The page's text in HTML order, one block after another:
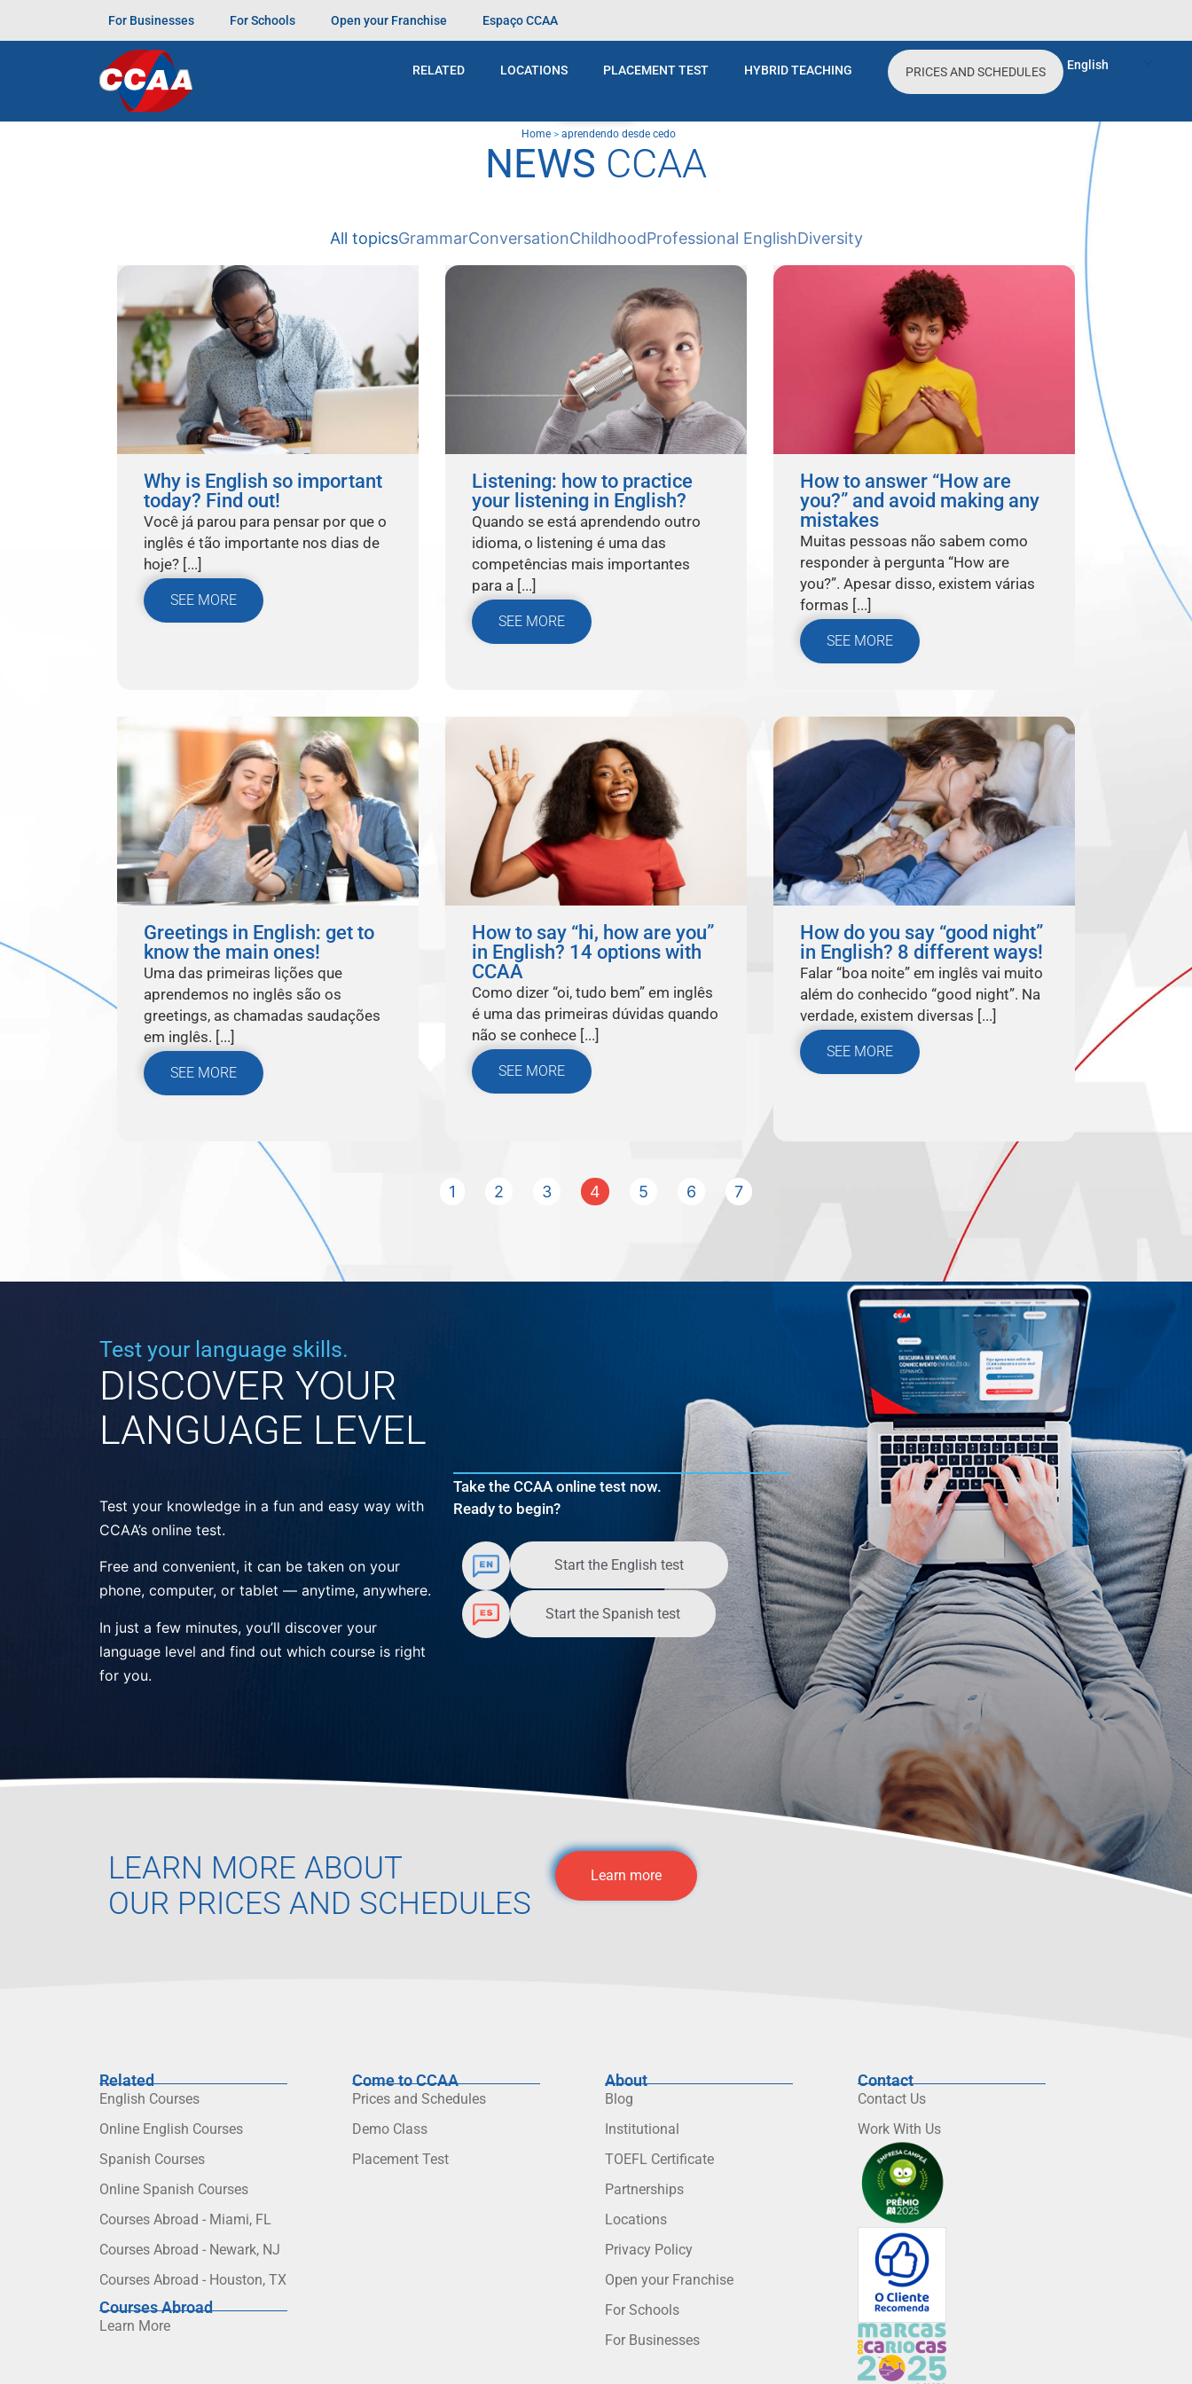
For Businesses For Schools Open your Franchise Espaço CCAA
RELATED LOCATIONS PLACEMENT TEST HYBRID TEACHING PRICES AND SCHEDULES English
Home > aprendendo desde cedo
NEWS CCAA
All topicsGrammarConversationChildhoodProfessional EnglishDiversity
Why is English so important
today? Find out!
Você já parou para pensar por que o
inglês é tão importante nos dias de
hoje? [...]
SEE MORE
Listening: how to practice
your listening in English?
Quando se está aprendendo outro
idioma, o listening é uma das
competências mais importantes
para a [...]
SEE MORE
How to answer “How are
you?” and avoid making any
mistakes
Muitas pessoas não sabem como
responder à pergunta “How are
you?”. Apesar disso, existem várias
formas [...]
SEE MORE
Greetings in English: get to
know the main ones!
Uma das primeiras lições que
aprendemos no inglês são os
greetings, as chamadas saudações
em inglês. [...]
SEE MORE
How to say “hi, how are you”
in English? 14 options with
CCAA
Como dizer “oi, tudo bem” em inglês
é uma das primeiras dúvidas quando
não se conhece [...]
SEE MORE
How do you say “good night”
in English? 8 different ways!
Falar “boa noite” em inglês vai muito
além do conhecido “good night”. Na
verdade, existem diversas [...]
SEE MORE
1 2 3 4 5 6 7
Test your language skills.
DISCOVER YOUR
LANGUAGE LEVEL
Test your knowledge in a fun and easy way with
CCAA’s online test.
Free and convenient, it can be taken on your
phone, computer, or tablet — anytime, anywhere.
In just a few minutes, you’ll discover your
language level and find out which course is right
for you.
Take the CCAA online test now.
Ready to begin?
Start the English test
Start the Spanish test
LEARN MORE ABOUT
OUR PRICES AND SCHEDULES
Learn more
Related
English Courses
Online English Courses
Spanish Courses
Online Spanish Courses
Courses Abroad - Miami, FL
Courses Abroad - Newark, NJ
Courses Abroad - Houston, TX
Courses Abroad
Learn More
Come to CCAA
Prices and Schedules
Demo Class
Placement Test
About
Blog
Institutional
TOEFL Certificate
Partnerships
Locations
Privacy Policy
Open your Franchise
For Schools
For Businesses
Contact
Contact Us
Work With Us